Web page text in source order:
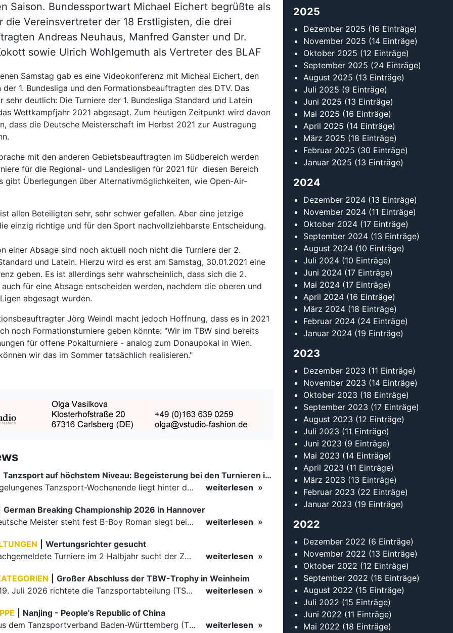
Saison. Bundessportwart Michael Eichert begrüßte als
die Vereinsvertreter der 18 Erstligisten, die drei
Andreas Neuhaus, Manfred Ganster und Dr.
sowie Ulrich Wohlgemuth als Vertreter des BLAF
Samstag gab es eine Videokonferenz mit Micheal Eichert, den
der 1. Bundesliga und den Formationsbeauftragten des DTV. Das
sehr deutlich: Die Turniere der 1. Bundesliga Standard und Latein
Wettkampfjahr 2021 abgesagt. Zum heutigen Zeitpunkt wird davon
dass die Deutsche Meisterschaft im Herbst 2021 zur Austragung
mit den anderen Gebietsbeauftragten im Südbereich werden
für die Regional- und Landesligen für 2021 für diesen Bereich
gibt Überlegungen über Alternativmöglichkeiten, wie Open-Air-
allen Beteiligten sehr, sehr schwer gefallen. Aber eine jetzige
einzig richtige und für den Sport nachvollziehbarste Entscheidung.
einer Absage sind noch aktuell noch nicht die Turniere der 2.
und Latein. Hierzu wird es erst am Samstag, 30.01.2021 eine
geben. Es ist allerdings sehr wahrscheinlich, dass sich die 2.
auch für eine Absage entscheiden werden, nachdem die oberen und
abgesagt wurden.
Jörg Weindl macht jedoch Hoffnung, dass es in 2021
noch Formationsturniere geben könnte: "Wir im TBW sind bereits
für offene Pokalturniere - analog zum Donaupokal in Wien.
wir das im Sommer tatsächlich realisieren."
Tanzsport auf höchstem Niveau: Begeisterung bei den Turnieren in…
Ein rundum gelungenes Tanzsport-Wochenende liegt hinter den Paaren und Organisatoren in Enzklösterle. Am 1. und 2. August 2026 verwandelte sich die Festhalle wieder in einen lebendigen Mittelpunkt des…
weiterlesen
German Breaking Championship 2026 in Hannover
Der erste Deutsche Meister steht fest B-Boy Roman siegt bei den Juniors
weiterlesen
Wertungsrichter gesucht
Für einige nachgemeldete Turniere im 2 Halbjahr sucht der ZWE noch Wertungsrichter.
weiterlesen
Großer Abschluss der TBW-Trophy in Weinheim
Am 18. und 19. Juli 2026 richtete die Tanzsportabteilung (TSA) der TSG 1862 Weinheim das Abschlussturnier der diesjährigen TBW-Trophy-Serie aus. Zum traditionellen Saisonfinale kamen rund 400 Starts über…
weiterlesen
Nanjing - People's Republic of China
Die Paare aus dem Tanzsportverband Baden-Württemberg (TBW) haben beim hochklassig besetzten WDSF GrandSlam im chinesischen Nanjing wieder einmal auf internationalem Top-Niveau geglänzt. Das…
weiterlesen
2025
Dezember 2025 (16 Einträge)
November 2025 (14 Einträge)
Oktober 2025 (12 Einträge)
September 2025 (24 Einträge)
August 2025 (13 Einträge)
Juli 2025 (9 Einträge)
Juni 2025 (13 Einträge)
Mai 2025 (16 Einträge)
April 2025 (14 Einträge)
März 2025 (18 Einträge)
Februar 2025 (30 Einträge)
Januar 2025 (13 Einträge)
2024
Dezember 2024 (13 Einträge)
November 2024 (11 Einträge)
Oktober 2024 (17 Einträge)
September 2024 (13 Einträge)
August 2024 (10 Einträge)
Juli 2024 (10 Einträge)
Juni 2024 (17 Einträge)
Mai 2024 (17 Einträge)
April 2024 (16 Einträge)
März 2024 (18 Einträge)
Februar 2024 (24 Einträge)
Januar 2024 (19 Einträge)
2023
Dezember 2023 (11 Einträge)
November 2023 (14 Einträge)
Oktober 2023 (18 Einträge)
September 2023 (17 Einträge)
August 2023 (12 Einträge)
Juli 2023 (11 Einträge)
Juni 2023 (9 Einträge)
Mai 2023 (14 Einträge)
April 2023 (11 Einträge)
März 2023 (13 Einträge)
Februar 2023 (22 Einträge)
Januar 2023 (19 Einträge)
2022
Dezember 2022 (6 Einträge)
November 2022 (13 Einträge)
Oktober 2022 (12 Einträge)
September 2022 (18 Einträge)
August 2022 (15 Einträge)
Juli 2022 (15 Einträge)
Juni 2022 (11 Einträge)
Mai 2022 (18 Einträge)